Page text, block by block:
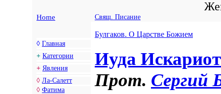
Home Свящ. Писание
◊ Главная
+ Категории
+ Явления
◊ Ла-Салетт
◊ Фатима
Булгаков. О Царстве Божием
Иуда Искариот
Прот. Сергий